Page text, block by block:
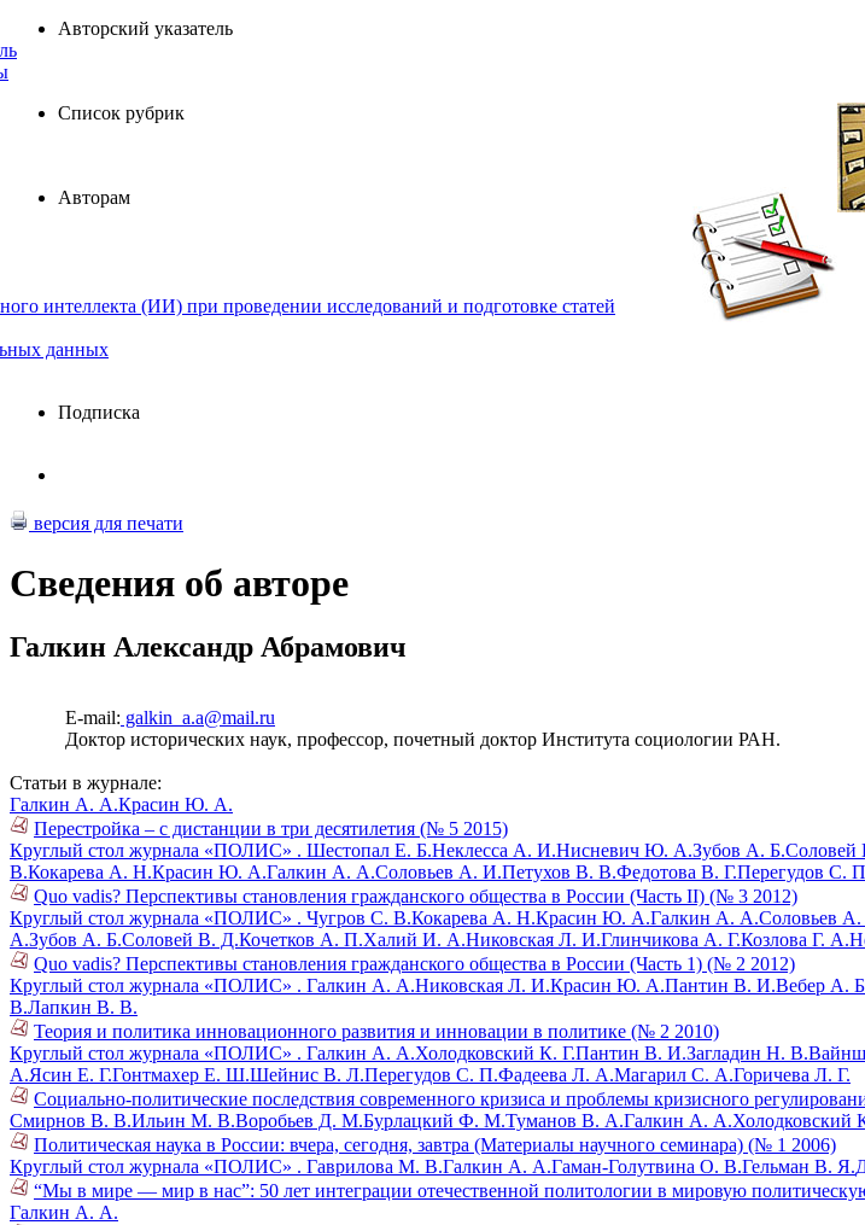
Авторский указатель
Список рубрик
Авторам
интеллекта (ИИ) при проведении исследований и подготовке статей
данных
Подписка
версия для печати
Сведения об авторе
Галкин Александр Абрамович
E-mail: galkin_a.a@mail.ru
Доктор исторических наук, профессор, почетный доктор Института социологии РАН.
Статьи в журнале:
Галкин А. А.Красин Ю. А.
Перестройка – с дистанции в три десятилетия (№ 5 2015)
Круглый стол журнала «ПОЛИС» . Шестопал Е. Б.Неклесса А. И.Нисневич Ю. А.Зубов А. Б.Соловей
В.Кокарева А. Н.Красин Ю. А.Галкин А. А.Соловьев А. И.Петухов В. В.Федотова В. Г.Перегудов С.
Quo vadis? Перспективы становления гражданского общества в России (Часть II) (№ 3 2012)
Круглый стол журнала «ПОЛИС» . Чугров С. В.Кокарева А. Н.Красин Ю. А.Галкин А. А.Соловьев
А.Зубов А. Б.Соловей В. Д.Кочетков А. П.Халий И. А.Никовская Л. И.Глинчикова А. Г.Козлова Г. А.
Quo vadis? Перспективы становления гражданского общества в России (Часть 1) (№ 2 2012)
Круглый стол журнала «ПОЛИС» . Галкин А. А.Никовская Л. И.Красин Ю. А.Пантин В. И.Вебер А.
В.Лапкин В. В.
Теория и политика инновационного развития и инновации в политике (№ 2 2010)
Круглый стол журнала «ПОЛИС» . Галкин А. А.Холодковский К. Г.Пантин В. И.Загладин Н. В.
А.Ясин Е. Г.Гонтмахер Е. Ш.Шейнис В. Л.Перегудов С. П.Фадеева Л. А.Магарил С. А.Горичева Л. Г.
Социально-политические последствия современного кризиса и проблемы кризисного
Смирнов В. В.Ильин М. В.Воробьев Д. М.Бурлацкий Ф. М.Туманов В. А.Галкин А. А.Холодковский
Политическая наука в России: вчера, сегодня, завтра (Материалы научного семинара) (№ 1 2006)
Круглый стол журнала «ПОЛИС» . Гаврилова М. В.Галкин А. А.Гаман-Голутвина О. В.Гельман В. Я.
“Мы в мире — мир в нас”: 50 лет интеграции отечественной политологии в мировую
Галкин А. А.